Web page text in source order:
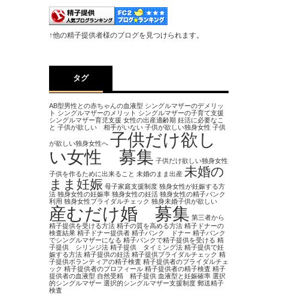
↑他の精子提供者様のブログを見つけられます。
タグ
AB型男性との赤ちゃんの血液型 シングルマザーのデメリッ
ト シングルマザーのメリット シングルマザーの子育て支援
シングルマザー育児支援 女性の出産適齢期 妊活に必要なこ
と 子供が欲しい 相手がいない 子供が欲しい独身女性 子供
が欲しい独身女性へ 子供だけ欲し
い女性 募集 子供だけ欲しい独身女性
子供を作るために出来ること 未婚のまま出産 未婚の
まま妊娠 母子家庭支援制度 独身女性が妊娠する方
法 独身女性の妊娠率 独身女性の妊活 独身女性の精子バンク
利用 独身女性ブライダルチェック 独身未婚子供が欲しい
産むだけ婚 募集 第三者から
精子提供を受ける方法 精子の質を高める方法 精子ドナーの
検査結果 精子ドナー提供者 精子バンク ドナー 精子バンク
でシングルマザーになる 精子バンクで精子提供を受ける 精
子提供 シリンジ法 精子提供 タイミング法 精子提供で妊
娠する方法 精子提供の妊活 精子提供ブライダルチェック 精
子提供ボランティアの精子検査 精子提供者のブライダルチェ
ック 精子提供者のプロフィール 精子提供者の精子検査 精子
提供者の血液型 自然受精 精子提供 血液型と妊娠確率 選択
的シングルマザー 選択的シングルマザー支援制度 郵送精子
検査